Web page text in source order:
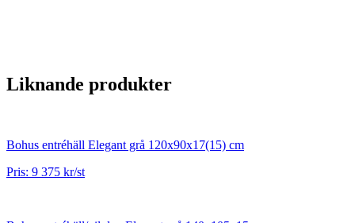
Liknande produkter
Bohus entréhäll Elegant grå 120x90x17(15) cm
Pris: 9 375 kr/st